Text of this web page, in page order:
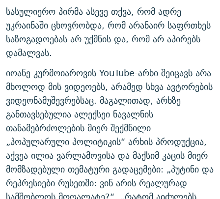
სასულიერო პირმა ასევე თქვა, რომ ადრე
უკრაინაში ცხოვრობდა, რომ არანაირ საფრთხეს
საზოგადოებას არ უქმნის და, რომ არ აპირებს
დამალვას.
იოანე კურმოიაროვის YouTube-არხი შეიცავს არა
მხოლოდ მის ვიდეოებს, არამედ სხვა ავტორების
ვიდეონამუშევრებსაც. მაგალითად, არხზე
განთავსებულია ალექსეი ნავალნის
თანამებრძოლების მიერ შექმნილი
„პოპულარული პოლიტიკის“ არხის პროდუქცია,
აქვეა ილია ვარლამოვისა და მაქსიმ კაცის მიერ
მომზადებული თემატური გადაცემები: „პუტინი და
რეპრესიები რუსეთში: ვინ არის რეალურად